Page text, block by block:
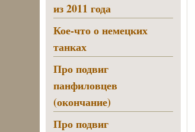
из 2011 года
Кое-что о немецких
танках
Про подвиг
панфиловцев
(окончание)
Про подвиг